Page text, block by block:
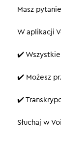
Masz
W aplikacji
✔️
✔️ Możesz
✔️
Słuchaj w